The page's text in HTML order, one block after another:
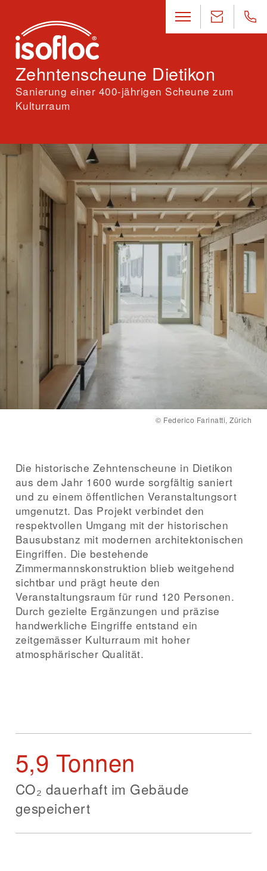
Zehntenscheune Dietikon
Sanierung einer 400-jährigen Scheune zum
Kulturraum
Dietikon, Zürich
Architektur
Buol & Zünd Architekten BSA GmbH, Basel
Fachplaner
Holztage GmbH, Basel · ZPF Ingenieure AG, Basel
Stadt Dietikon
Schäfer Holzbautechnik AG, Dottikon
Fertigstellung
© Federico Farinatti, Zürich
Die historische Zehntenscheune in Dietikon
aus dem Jahr 1600 wurde sorgfältig saniert
und zu einem öffentlichen Veranstaltungsort
umgenutzt. Das Projekt verbindet den
respektvollen Umgang mit der historischen
Bausubstanz mit modernen architektonischen
Eingriffen. Die bestehende
Zimmermannskonstruktion blieb weitgehend
sichtbar und prägt heute den
Veranstaltungsraum für rund 120 Personen.
Durch gezielte Ergänzungen und präzise
handwerkliche Eingriffe entstand ein
zeitgemässer Kulturraum mit hoher
atmosphärischer Qualität.
5,9 Tonnen
CO₂ dauerhaft im Gebäude
gespeichert